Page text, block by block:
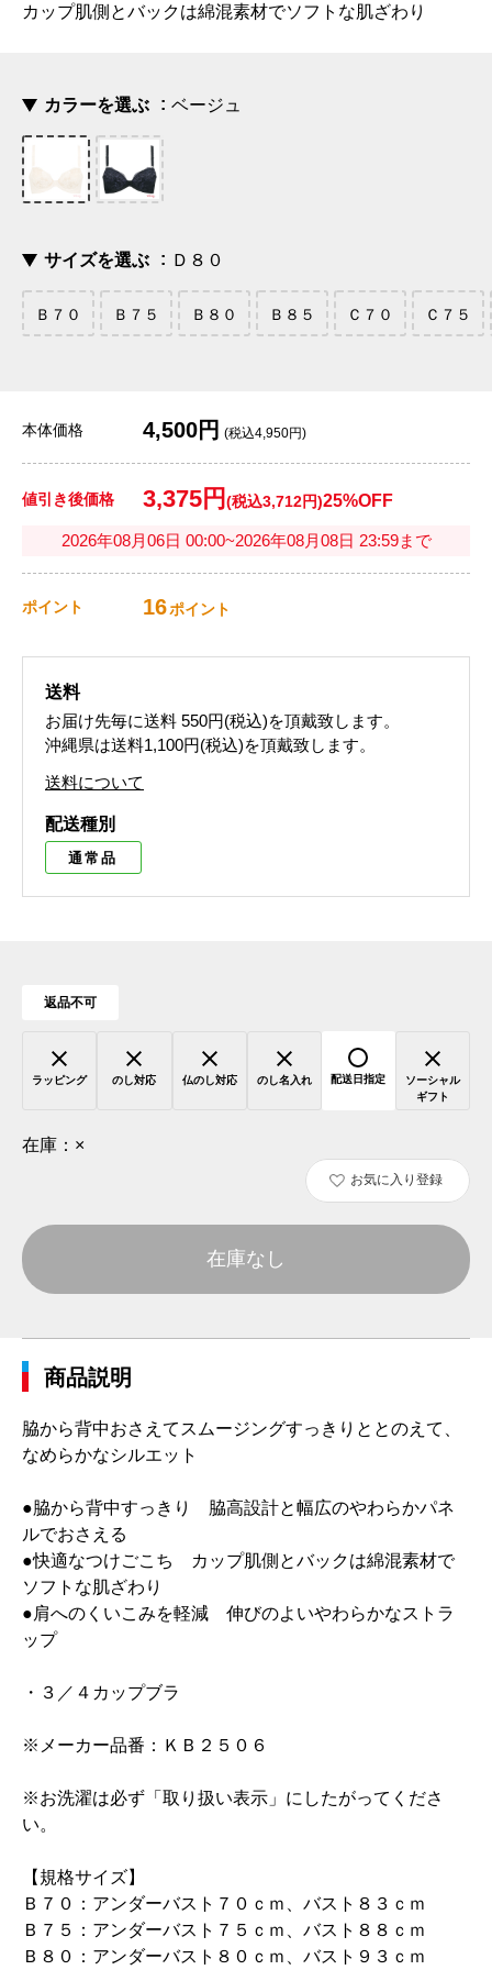
カップ肌側とバックは綿混素材でソフトな肌ざわり
カラーを選ぶ ベージュ
サイズを選ぶ Ｄ８０
Ｂ７０ Ｂ７５ Ｂ８０ Ｂ８５ Ｃ７０ Ｃ７５
本体価格 4,500円 (税込4,950円)
値引き後価格 3,375円 (税込3,712円)25%OFF
2026年08月06日 00:00~2026年08月08日 23:59まで
ポイント 16ポイント
送料
お届け先毎に送料 550円(税込)を頂戴致します。
沖縄県は送料1,100円(税込)を頂戴致します。
送料について
配送種別
通常品
返品不可
ラッピング のし対応 仏のし対応 のし名入れ 配送日指定
ソーシャル
ギフト
在庫： ×
お気に入り登録
在庫なし
商品説明
脇から背中おさえてスムージングすっきりととのえて、
なめらかなシルエット
●脇から背中すっきり 脇高設計と幅広のやわらかパネ
ルでおさえる
●快適なつけごこち カップ肌側とバックは綿混素材で
ソフトな肌ざわり
●肩へのくいこみを軽減 伸びのよいやわらかなストラ
ップ
・３／４カップブラ
※メーカー品番：ＫＢ２５０６
※お洗濯は必ず「取り扱い表示」にしたがってくださ
い。
【規格サイズ】
Ｂ７０：アンダーバスト７０ｃｍ、バスト８３ｃｍ
Ｂ７５：アンダーバスト７５ｃｍ、バスト８８ｃｍ
Ｂ８０：アンダーバスト８０ｃｍ、バスト９３ｃｍ